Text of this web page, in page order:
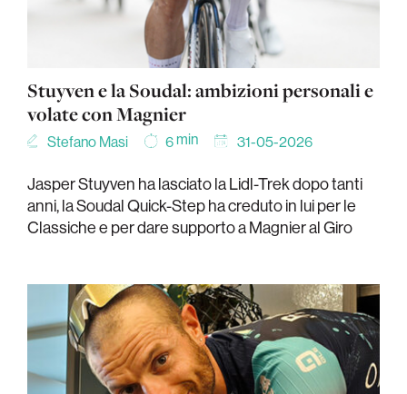
Stuyven e la Soudal: ambizioni personali e
volate con Magnier
Stefano Masi 6min 31-05-2026
Jasper Stuyven ha lasciato la Lidl-Trek dopo tanti
anni, la Soudal Quick-Step ha creduto in lui per le
Classiche e per dare supporto a Magnier al Giro